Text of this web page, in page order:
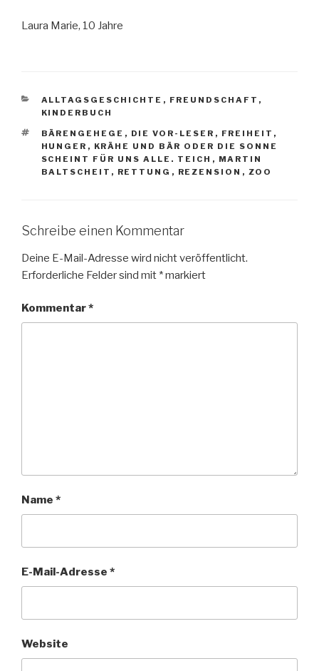
Laura Marie, 10 Jahre
KATEGORIEN
ALLTAGSGESCHICHTE , FREUNDSCHAFT ,
KINDERBUCH
SCHLAGWÖRTER
BÄRENGEHEGE , DIE VOR-LESER , FREIHEIT ,
HUNGER , KRÄHE UND BÄR ODER DIE SONNE
SCHEINT FÜR UNS ALLE. TEICH , MARTIN
BALTSCHEIT , RETTUNG , REZENSION , ZOO
Schreibe einen Kommentar
Deine E-Mail-Adresse wird nicht veröffentlicht.
Erforderliche Felder sind mit *markiert
Kommentar*
Name *
E-Mail-Adresse *
Website